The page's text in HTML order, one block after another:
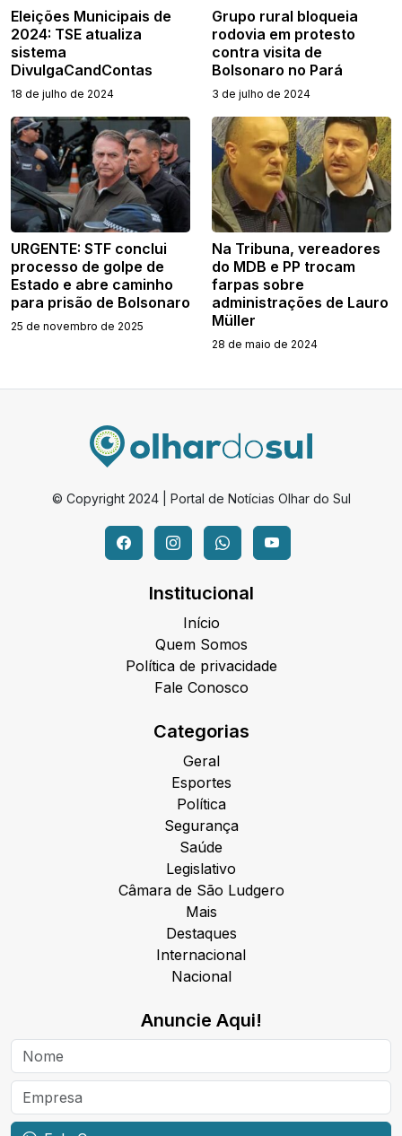
Eleições Municipais de
2024: TSE atualiza
sistema
DivulgaCandContas
18 de julho de 2024
Grupo rural bloqueia
rodovia em protesto
contra visita de
Bolsonaro no Pará
3 de julho de 2024
URGENTE: STF conclui
processo de golpe de
Estado e abre caminho
para prisão de Bolsonaro
25 de novembro de 2025
Na Tribuna, vereadores
do MDB e PP trocam
farpas sobre
administrações de Lauro
Müller
28 de maio de 2024
© Copyright 2024 | Portal de Notícias Olhar do Sul
Institucional
Início
Quem Somos
Política de privacidade
Fale Conosco
Categorias
Geral
Esportes
Política
Segurança
Saúde
Legislativo
Câmara de São Ludgero
Mais
Destaques
Internacional
Nacional
Anuncie Aqui!